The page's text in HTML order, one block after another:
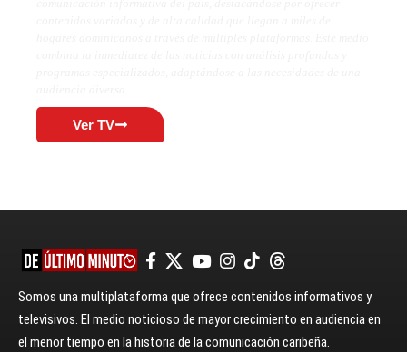
Ver TV
Somos una multiplataforma que ofrece contenidos informativos y
televisivos. El medio noticioso de mayor crecimiento en audiencia en
el menor tiempo en la historia de la comunicación caribeña.